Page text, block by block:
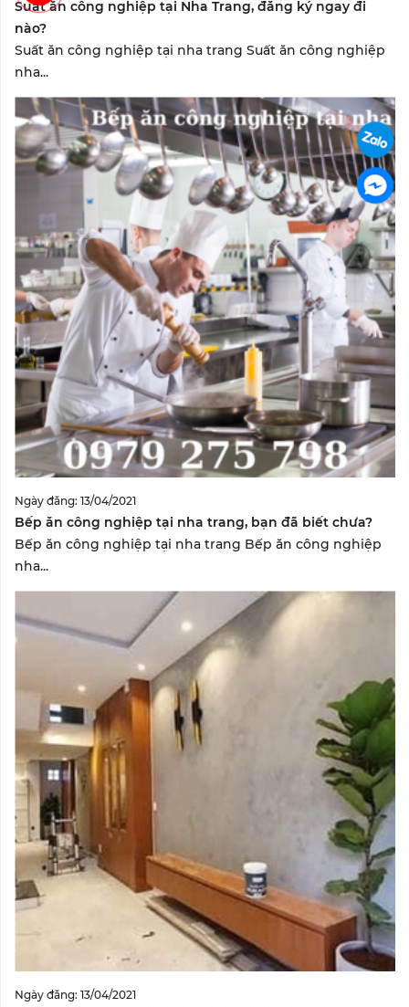
Suất ăn công nghiệp tại Nha Trang, đăng ký ngay đi
nào?
Suất ăn công nghiệp tại nha trang Suất ăn công nghiệp
nha...
Ngày đăng: 13/04/2021
Bếp ăn công nghiệp tại nha trang, bạn đã biết chưa?
Bếp ăn công nghiệp tại nha trang Bếp ăn công nghiệp
nha...
Ngày đăng: 13/04/2021